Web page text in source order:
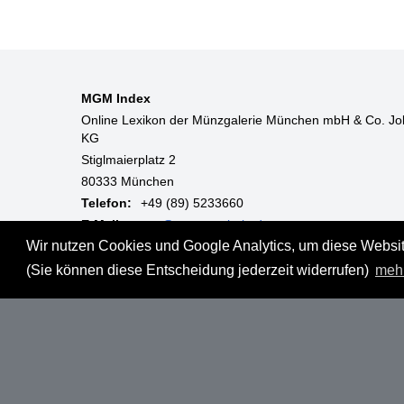
Wir nutzen Cookies und Google Analytics, um diese
(Sie können diese Entscheidung jederzeit widerrufen)
MGM Index
Online Lexikon der Münzgalerie München mbH & Co.
KG
Stiglmaierplatz 2
80333 München
Telefon:
+49 (89) 5233660
E-Mail:
mgm@muenzgalerie.de
Mo-Fr:
9:00 - 18:00 Uhr